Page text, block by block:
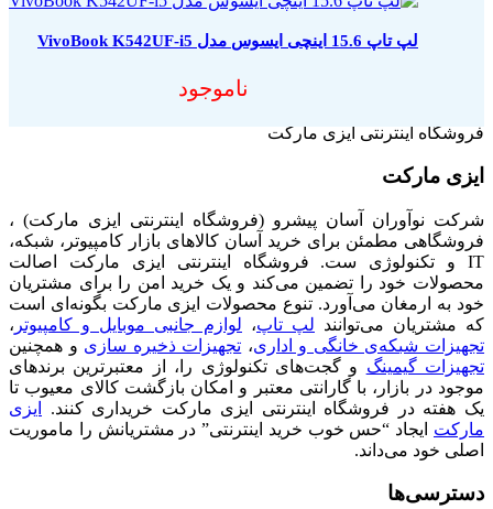
لپ تاپ 15.6 اینچی ایسوس مدل VivoBook K542UF-i5
ناموجود
فروشگاه اینترنتی ایزی مارکت
ایزی مارکت
شرکت نوآوران آسان پیشرو (فروشگاه اینترنتی ایزی مارکت) ،
فروشگاهی مطمئن برای خرید آسان کالاهای بازار کامپیوتر، شبکه،
IT و تکنولوژی ست. فروشگاه اینترنتی ایزی مارکت اصالت
محصولات خود را تضمین می‌کند و یک خرید امن را برای مشتریان
خود به ارمغان می‌آورد. تنوع محصولات ایزی مارکت بگونه‌ای است
که مشتریان می‌توانند لپ تاپ، لوازم جانبی موبایل و کامپیوتر ،
تجهیزات شبکه‌ی خانگی و اداری، تجهیزات ذخیره سازی و همچنین
تجهیزات گیمینگ و گجت‌های تکنولوژی را، از معتبرترین برندهای
موجود در بازار، با گارانتی معتبر و امکان بازگشت کالای معیوب تا
یک هفته در فروشگاه اینترنتی ایزی مارکت خریداری کنند.
ایزی
مارکت ایجاد “حس خوب خرید اینترنتی” در مشتریانش را ماموریت
اصلی خود می‌داند.
دسترسی‌ها